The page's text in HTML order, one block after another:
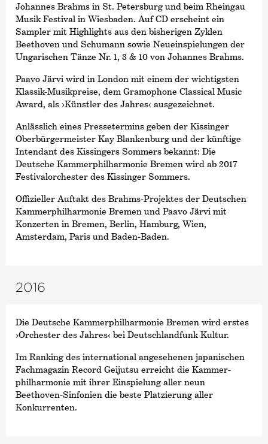
Johannes Brahms in St. Petersburg und beim Rheingau
Musik Festival in Wiesbaden. Auf CD erscheint ein
Sampler mit Highlights aus den bisherigen Zyklen
Beethoven und Schumann sowie Neueinspielungen der
Ungarischen Tänze Nr. 1, 3 & 10 von Johannes Brahms.
Paavo Järvi wird in London mit einem der wichtigsten
Klassik-Musikpreise, dem Gramophone Classical Music
Award, als ›Künstler des Jahres‹ ausgezeichnet.
Anlässlich eines Pressetermins geben der Kissinger
Oberbürgermeister Kay Blankenburg und der künftige
Intendant des Kissingers Sommers bekannt: Die
Deutsche Kammer­philharmonie Bremen wird ab 2017
Festivalorchester des Kissinger Sommers.
Offizieller Auftakt des Brahms-Projektes der Deutschen
Kammer­philharmonie Bremen und Paavo Järvi mit
Konzerten in Bremen, Berlin, Hamburg, Wien,
Amsterdam, Paris und Baden-Baden.
2016
Die Deutsche Kammer­philharmonie Bremen wird erstes
›Orchester des Jahres‹ bei Deutschlandfunk Kultur.
Im Ranking des international angesehenen japanischen
Fachmagazin Record Geijutsu erreicht die Kammer­
philharmonie mit ihrer Einspielung aller neun
Beethoven-Sinfonien die beste Platzierung aller
Konkurrenten.